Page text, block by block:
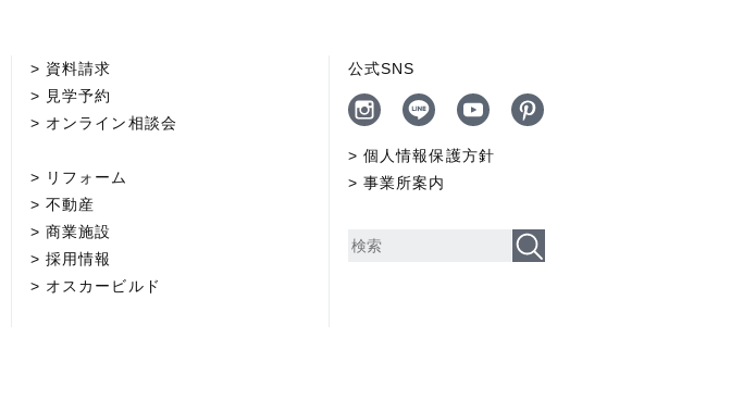
資料請求
見学予約
オンライン相談会
リフォーム
不動産
商業施設
採用情報
オスカービルド
公式SNS
個人情報保護方針
事業所案内